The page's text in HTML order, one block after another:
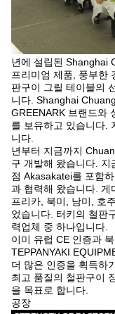
년에 설립된 Shanghai
프리미엄 제품, 풍부한
판구이 그릴 테이블의
니다. Shanghai
GREENARK 브랜드와
를 보유하고 있습니다.
니다.
년부터 지금까지
구 개발해 왔습니다. 지
점 Akasakatei를 포함
과 협력해 왔습니다. 게
프리카, 북미, 남미, 호
었습니다. 터키의 철판
력업체 중 하나입니다.
이미 유럽 CE 인증과
TEPPANYAKI
더 많은 인증을 획득하
최고 품질의 철판구이
을 목표로 합니다.
공장